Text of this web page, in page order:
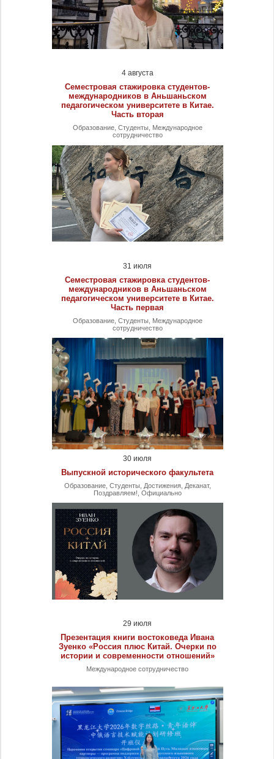
4 августа
Семестровая стажировка студентов-
международников в Аньшаньском
педагогическом университете в Китае.
Часть вторая
Образование, Студенты, Международное
сотрудничество
31 июля
Семестровая стажировка студентов-
международников в Аньшаньском
педагогическом университете в Китае.
Часть первая
Образование, Студенты, Международное
сотрудничество
30 июля
Выпускной исторического факультета
Образование, Студенты, Достижения, Деканат,
Поздравляем!, Официально
29 июля
Презентация книги востоковеда Ивана
Зуенко «Россия плюс Китай. Очерки по
истории и современности отношений»
Международное сотрудничество